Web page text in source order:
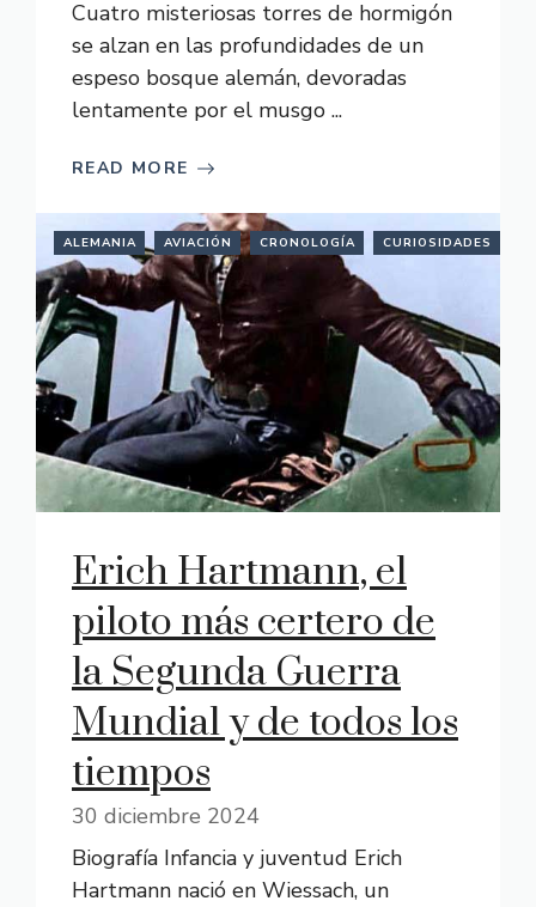
Cuatro misteriosas torres de hormigón
se alzan en las profundidades de un
espeso bosque alemán, devoradas
lentamente por el musgo ...
READ MORE
ALEMANIA AVIACIÓN CRONOLOGÍA
CURIOSIDADES
Erich Hartmann, el
piloto más certero de
la Segunda Guerra
Mundial y de todos los
tiempos
30 diciembre 2024
Biografía Infancia y juventud Erich
Hartmann nació en Wiessach, un